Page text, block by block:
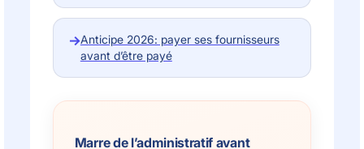
→Anticipe 2026: payer ses fournisseurs
avant d’être payé
Marre de l’administratif avant